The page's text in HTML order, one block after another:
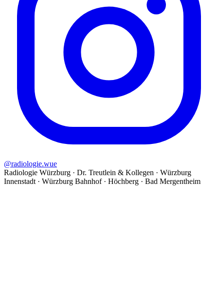
@radiologie.wue
Radiologie Würzburg · Dr. Treutlein & Kollegen · Würzburg
Innenstadt · Würzburg Bahnhof · Höchberg · Bad Mergentheim